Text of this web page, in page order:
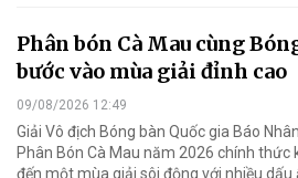
Phân bón Cà Mau cùng
bước vào mùa giải đỉnh cao
09/08/2026 12:49
Giải Vô địch Bóng bàn Quốc gia Báo
Phân Bón Cà Mau năm 2026 chính thức
đến một mùa giải sôi động với nhiều